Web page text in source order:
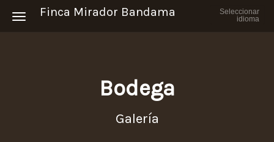
Seleccionar
idioma
Toggle navigation
Finca Mirador Bandama
Bodega
Galería